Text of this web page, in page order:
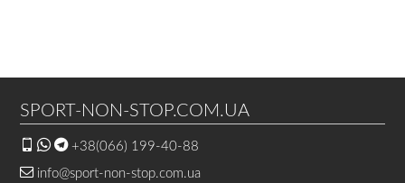
SPORT-NON-STOP.COM.UA
+38(066) 199-40-88
info@sport-non-stop.com.ua